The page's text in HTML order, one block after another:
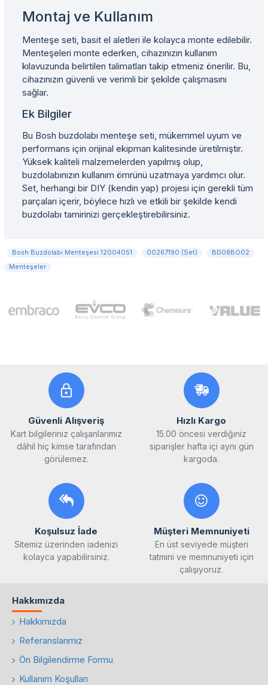
Montaj ve Kullanım
Menteşe seti, basit el aletleri ile kolayca monte edilebilir.
Menteşeleri monte ederken, cihazınızın kullanım
kılavuzunda belirtilen talimatları takip etmeniz önerilir. Bu,
cihazınızın güvenli ve verimli bir şekilde çalışmasını
sağlar.
Ek Bilgiler
Bu Bosh buzdolabı menteşe seti, mükemmel uyum ve
performans için orijinal ekipman kalitesinde üretilmiştir.
Yüksek kaliteli malzemelerden yapılmış olup,
buzdolabınızın kullanım ömrünü uzatmaya yardımcı olur.
Set, herhangi bir DIY (kendin yap) projesi için gerekli tüm
parçaları içerir, böylece hızlı ve etkili bir şekilde kendi
buzdolabı tamirinizi gerçekleştirebilirsiniz.
Bosh Buzdolabı Menteşesi 12004051 00267190 (Set)
BD08BO02
Menteşeler
Güvenli Alışveriş
Kart bilgileriniz çalışanlarımız
dâhil hiç kimse tarafından
görülemez.
Hızlı Kargo
15.00 öncesi verdiğiniz
siparişler hafta içi aynı gün
kargoda.
Koşulsuz İade
Sitemiz üzerinden iadenizi
kolayca yapabilirsiniz.
Müşteri Memnuniyeti
En üst seviyede müşteri
tatmini ve memnuniyeti için
çalışıyoruz.
Hakkımızda
Hakkımızda
Referanslarımız
Ön Bilgilendirme Formu
Kullanım Koşulları